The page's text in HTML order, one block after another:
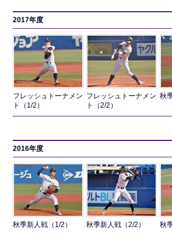
2017年度
フレッシュトーナメン
ト（1/2）
フレッシュトーナメン
ト（2/2）
秋
2016年度
秋季新人戦（1/2） 秋季新人戦（2/2） 秋